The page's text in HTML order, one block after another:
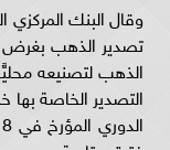
وقال البنك المركزي
تصدير الذهب بغرض
الذهب لتصنيعه